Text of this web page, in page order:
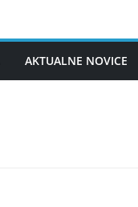
AKTUALNE NOVICE